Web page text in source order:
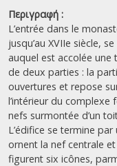
Περιγραφή :
L’entrée dans le
jusqu’au XVIIe siècle,
auquel est accolée
de deux parties : la
ouvertures et repose
l’intérieur du complexe
nefs surmontée d’un
L’édifice se termine
ornent la nef centrale et
figurent six icônes,